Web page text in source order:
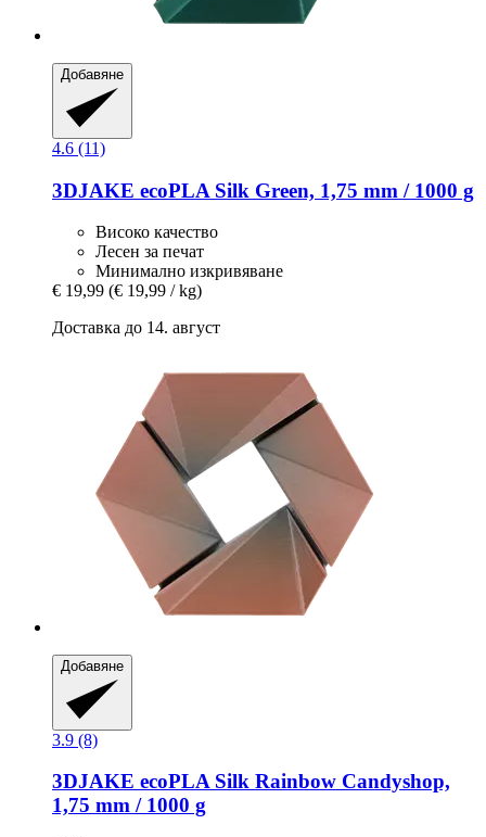
Добавяне
4.6 (11)
3DJAKE ecoPLA Silk Green, 1,75 mm / 1000 g
Високо качество
Лесен за печат
Минимално изкривяване
€ 19,99 (€ 19,99 / kg)
Доставка до 14. август
Добавяне
3.9 (8)
3DJAKE ecoPLA Silk Rainbow Candyshop,
1,75 mm / 1000 g